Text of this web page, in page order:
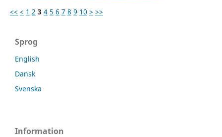
<< < 1 2 3 4 5 6 7 8 9 10 > >>
Sprog
English
Dansk
Svenska
Information